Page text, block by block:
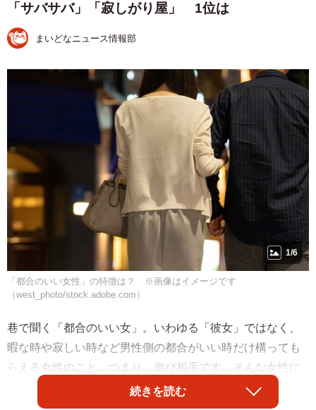
「サバサバ」「寂しがり屋」 1位は
まいどなニュース情報部
1/6
「都合のいい女性」の特徴は？ ※画像はイメージです
（west_photo/stock.adobe.com）
巷で聞く「都合のいい女」。いわゆる「彼女」ではなく、
暇な時や寂しい時など男性側の都合がいい時だけ構っても
らえる女性のこと。つまり、遊び相手です。そんな女性に
対して男性はどのように思っているのでしょうか。全国の
20歳～39歳の男性1000人に調査をしたところ、都合のいい
続きを読む